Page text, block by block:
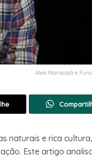
Alek Maracajá é
naturais e rica
Este artigo